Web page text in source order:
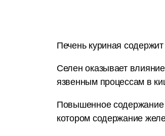
Печень куриная
Селен оказывает
язвенным процессам в
Повышенное содержание
котором содержание